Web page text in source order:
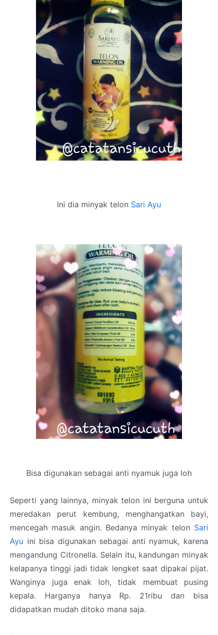
Ini dia minyak telon Sari Ayu
Bisa digunakan sebagai anti nyamuk juga loh
Seperti yang lainnya, minyak telon ini berguna untuk
meredakan perut kembung, menghangatkan bayi,
mencegah masuk angin. Bedanya minyak telon Sari
Ayu ini bisa digunakan sebagai anti nyamuk, karena
mengandung Citronella. Selain itu, kandungan minyak
kelapanya tinggi jadi tidak lengket saat dipakai pijat.
Wanginya juga enak loh, tidak membuat pusing
kepala. Harganya hanya Rp. 21ribu dan bisa
didapatkan mudah ditoko mana saja.